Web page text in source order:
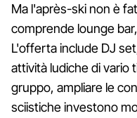
Ma l'après-ski non è
comprende lounge
L'offerta include DJ
attività ludiche di vario
gruppo, ampliare le
sciistiche investono